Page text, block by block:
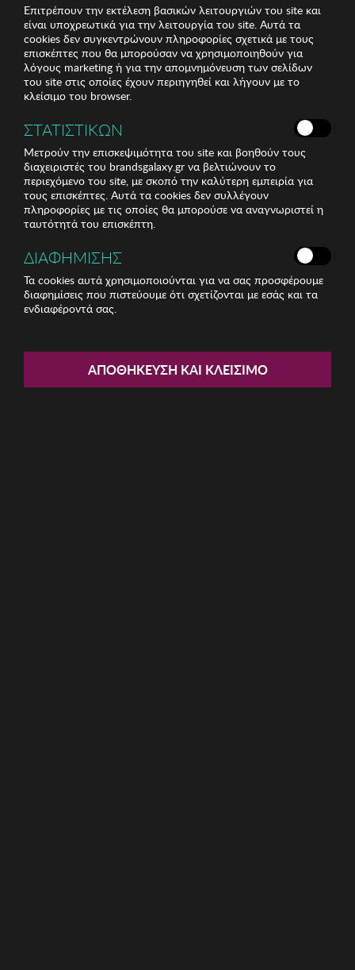
Ανδρικά Γυαλιά Ηλίου Winona
Επιτρέπουν την εκτέλεση βασικών λειτουργιών του site και
είναι υποχρεωτικά για την λειτουργία του site. Αυτά τα
cookies δεν συγκεντρώνουν πληροφορίες σχετικά με τους
επισκέπτες που θα μπορούσαν να χρησιμοποιηθούν για
λόγους marketing ή για την απομνημόνευση των σελίδων
του site στις οποίες έχουν περιηγηθεί και λήγουν με το
κλείσιμο του browser.
ΣΤΑΤΙΣΤΙΚΩΝ
Μετρούν την επισκεψιμότητα του site και βοηθούν τους
διαχειριστές του brandsgalaxy.gr να βελτιώνουν το
περιεχόμενο του site, με σκοπό την καλύτερη εμπειρία για
τους επισκέπτες. Αυτά τα cookies δεν συλλέγουν
πληροφορίες με τις οποίες θα μπορούσε να αναγνωριστεί η
ταυτότητά του επισκέπτη.
ΔΙΑΦΗΜΙΣΗΣ
Τα cookies αυτά χρησιμοποιούνται για να σας προσφέρουμε
διαφημίσεις που πιστεύουμε ότι σχετίζονται με εσάς και τα
ενδιαφέροντά σας.
ΑΠΟΘΉΚΕΥΣΗ ΚΑΙ ΚΛΕΊΣΙΜΟ